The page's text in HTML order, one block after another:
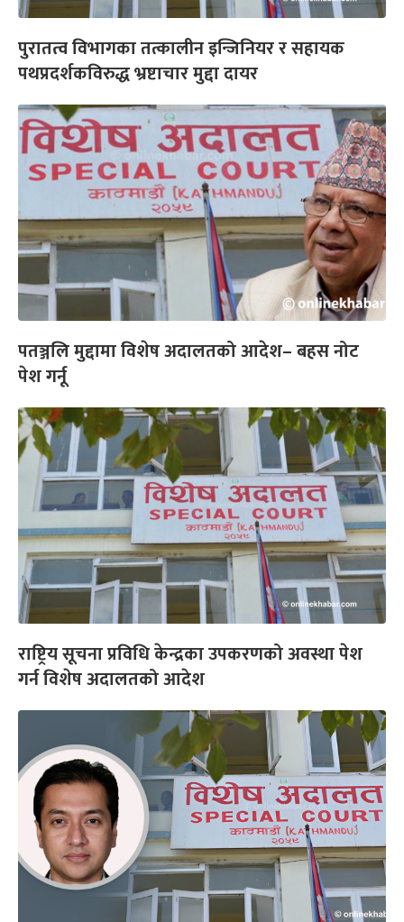
पुरातत्व विभागका तत्कालीन इन्जिनियर र सहायक
पथप्रदर्शकविरुद्ध भ्रष्टाचार मुद्दा दायर
पतञ्जलि मुद्दामा विशेष अदालतको आदेश– बहस नोट
पेश गर्नू
राष्ट्रिय सूचना प्रविधि केन्द्रका उपकरणको अवस्था पेश
गर्न विशेष अदालतको आदेश